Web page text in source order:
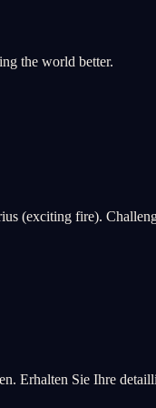
the world better.
(exciting fire).
Erhalten Sie Ihre